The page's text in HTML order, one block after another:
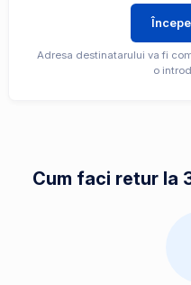
Adresa destinatarului va fi
o
Cum faci retur la